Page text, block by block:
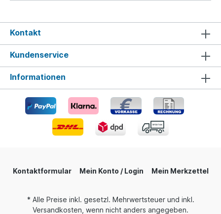
Kontakt
Kundenservice
Informationen
Kontaktformular Mein Konto / Login Mein Merkzettel
* Alle Preise inkl. gesetzl. Mehrwertsteuer und inkl.
Versandkosten, wenn nicht anders angegeben.